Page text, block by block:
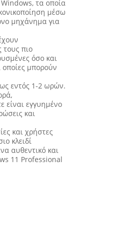
τα οποία
μέσω
μηχάνημα για
τους πιο
όσο και
οποίες μπορούν
εντός 1-2 ωρών.
είναι εγγυημένο
και
και χρήστες
κλειδί
αυθεντικό και
11 Professional